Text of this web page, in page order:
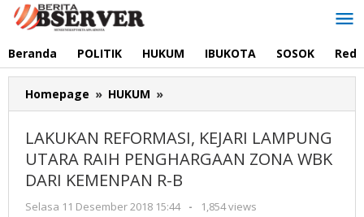
Lewati
Beranda POLITIK HUKUM IBUKOTA SOSOK
Homepage » HUKUM »
REFORMASI,
LAMPUNG
UTARA
RAIH
ZONA
LAKUKAN REFORMASI, KEJARI LAMPUNG
UTARA RAIH PENGHARGAAN ZONA WBK
DARI KEMENPAN R-B
Selasa 11 Desember 2018 15:44
oleh
- 1,854 views